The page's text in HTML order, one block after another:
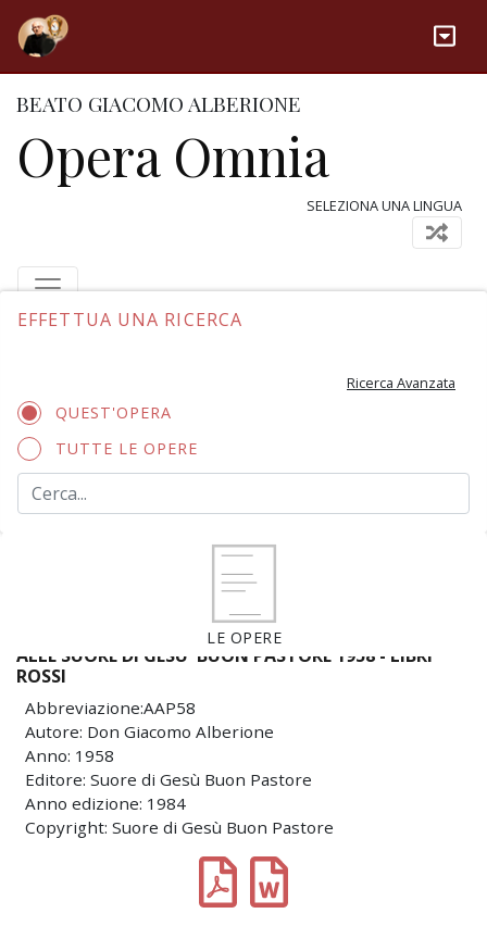
BEATO GIACOMO ALBERIONE
Opera Omnia
SELEZIONA UNA LINGUA
EFFETTUA UNA RICERCA
Ricerca Avanzata
QUEST'OPERA
TUTTE LE OPERE
LE OPERE
ALLE SUORE DI GESU' BUON PASTORE 1958 - LIBRI
ROSSI
Abbreviazione:AAP58
Autore: Don Giacomo Alberione
Anno: 1958
Editore: Suore di Gesù Buon Pastore
Anno edizione: 1984
Copyright: Suore di Gesù Buon Pastore